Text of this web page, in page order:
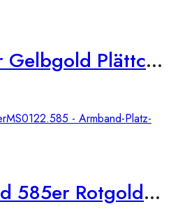
Armband 585er Gelbgold Plättchen Baby Fuss und Hand
Damen Armband 585er Rotgold Zirkonia Kreis